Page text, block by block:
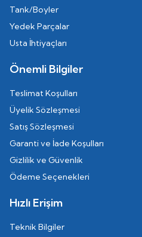
Tank/Boyler
Yedek Parçalar
Usta İhtiyaçları
Önemli Bilgiler
Teslimat Koşulları
Üyelik Sözleşmesi
Satış Sözleşmesi
Garanti ve İade Koşulları
Gizlilik ve Güvenlik
Ödeme Seçenekleri
Hızlı Erişim
Teknik Bilgiler